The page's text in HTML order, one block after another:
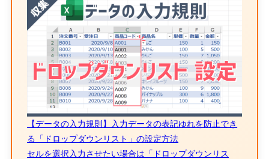
【データの入力規則】入力データの表記ゆれを防止でき
る「ドロップダウンリスト」の設定方法
セルを選択入力させたい場合は「ドロップダウンリス